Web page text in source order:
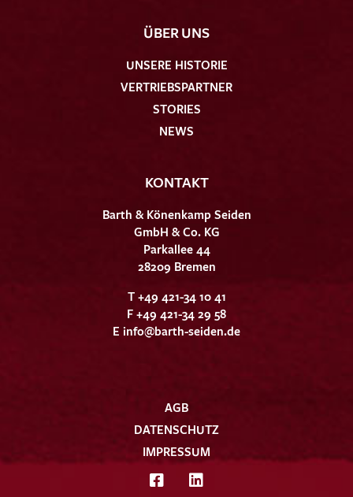
ÜBER UNS
UNSERE HISTORIE
VERTRIEBSPARTNER
STORIES
NEWS
KONTAKT
Barth & Könenkamp Seiden
GmbH & Co. KG
Parkallee 44
28209 Bremen
T +49 421-34 10 41
F +49 421-34 29 58
E info@barth-seiden.de
AGB
DATENSCHUTZ
IMPRESSUM